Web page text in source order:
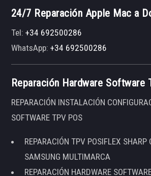
24/7 Reparación Apple Mac a
Tel:+34 692500286
WhatsApp:+34 692500286
Reparación Hardware Software
REPARACIÓN INSTALACIÓN
SOFTWARE TPV POS
REPARACIÓN TPV POSIFLEX
SAMSUNG MULTIMARCA
REPARACIÓN HARDWARE